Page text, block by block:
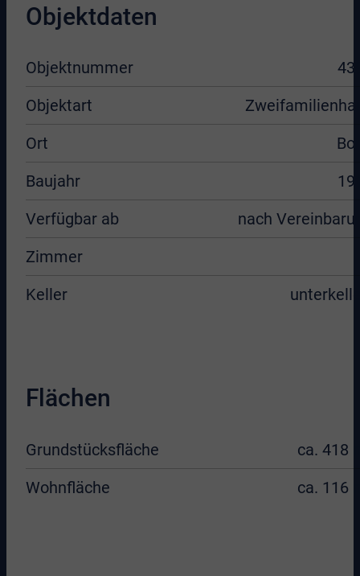
Objektdaten
Objektnummer
Objektart
Ort
Baujahr
Verfügbar ab
nach
Zimmer
Keller
Flächen
Grundstücksfläche
ca. 418
Wohnfläche
ca. 116